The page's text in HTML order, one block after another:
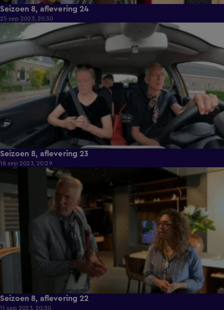
Seizoen 8, aflevering 24
25 sep 2023, 20:30
Seizoen 8, aflevering 23
18 sep 2023, 20:29
Seizoen 8, aflevering 22
11 sep 2023, 20:30